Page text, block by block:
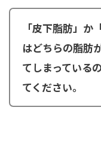
「皮下脂肪」
はどちらの脂肪
てしまっている
てください。